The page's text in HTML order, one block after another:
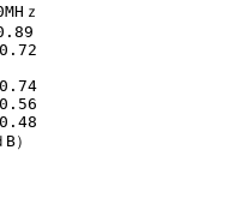
ｚ
0.74
0.56
0.48